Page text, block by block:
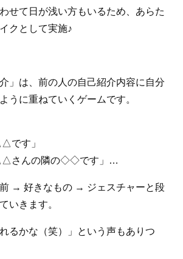
せて日が浅い方もいるため、あらた
クとして実施♪
」は、前の人の自己紹介内容に自分
うに重ねていくゲームです。
です」
さんの隣の◇◇です」…
→ 好きなもの → ジェスチャーと段
いきます。
るかな（笑）」という声もありつ